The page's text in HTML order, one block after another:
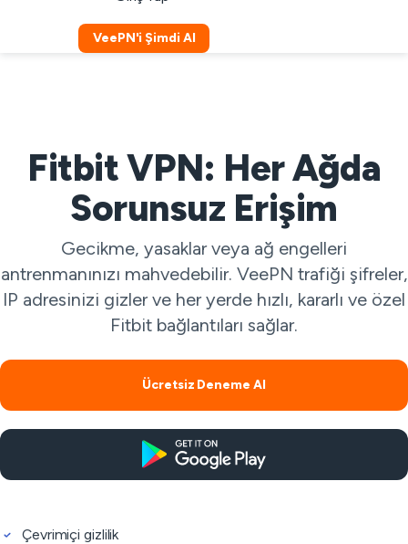
VeePN'i Şimdi Al
Fitbit VPN: Her Ağda
Sorunsuz Erişim
Gecikme, yasaklar veya ağ engelleri
antrenmanınızı mahvedebilir. VeePN trafiği şifreler,
IP adresinizi gizler ve her yerde hızlı, kararlı ve özel
Fitbit bağlantıları sağlar.
Ücretsiz Deneme Al
Çevrimiçi gizlilik